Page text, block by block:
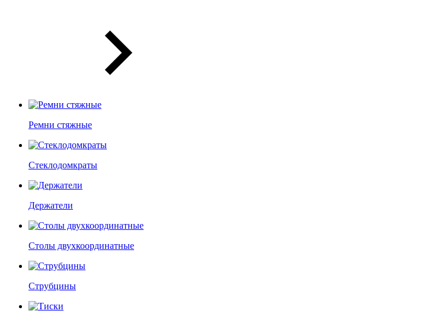
Ремни стяжные
Стеклодомкраты
Держатели
Столы двухкоординатные
Струбцины